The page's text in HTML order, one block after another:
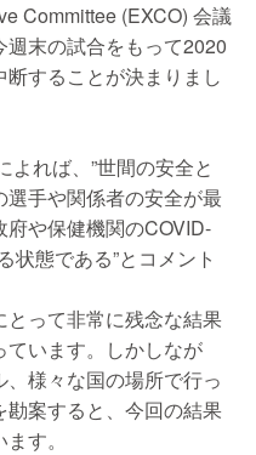
Committee (EXCO) 会議
末の試合をもって2020
することが決まりまし
れば、”世間の安全と
手や関係者の安全が最
や保健機関のCOVID-
状態である”とコメント
って非常に残念な結果
います。しかしなが
様々な国の場所で行っ
案すると、今回の結果
す。